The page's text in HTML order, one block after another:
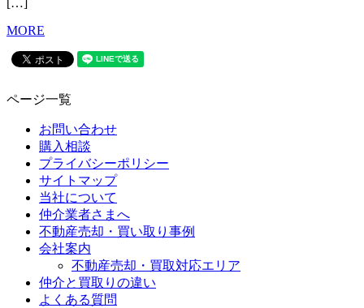
MORE
ページ一覧
お問い合わせ
購入相談
プライバシーポリシー
サイトマップ
当社について
仲介業者さまへ
不動産売却・買い取り事例
会社案内
不動産売却・買取対応エリア
仲介と買取りの違い
よくある質問